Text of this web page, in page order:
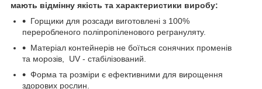
мають відмінну якість та характеристики виробу:
Горщики для розсади виготовлені з 100%
переробленого поліпропіленового регрануляту.
Матеріал контейнерів не боїться сонячних променів
та морозів, UV - стабілізований.
Форма та розміри є ефективними для вирощення
здорових рослин.